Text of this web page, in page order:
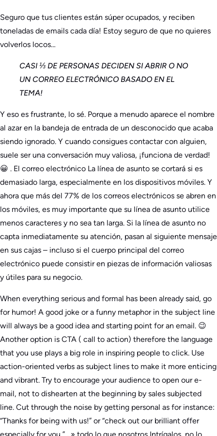
Seguro que tus clientes están súper ocupados, y reciben
toneladas de emails cada día! Estoy seguro de que no quieres
volverlos locos…
CASI ⅓ DE PERSONAS DECIDEN SI ABRIR O NO
UN CORREO ELECTRÓNICO BASADO EN EL
TEMA!
Y eso es frustrante, lo sé. Porque a menudo aparece el nombre
al azar en la bandeja de entrada de un desconocido que acaba
siendo ignorado. Y cuando consigues contactar con alguien,
suele ser una conversación muy valiosa, ¡funciona de verdad!
😀 . El correo electrónico La línea de asunto se cortará si es
demasiado larga, especialmente en los dispositivos móviles. Y
ahora que más del 77% de los correos electrónicos se abren en
los móviles, es muy importante que su línea de asunto utilice
menos caracteres y no sea tan larga. Si la línea de asunto no
capta inmediatamente su atención, pasan al siguiente mensaje
en sus cajas – incluso si el cuerpo principal del correo
electrónico puede consistir en piezas de información valiosas
y útiles para su negocio.
When everything serious and formal has been already said, go
for humor! A good joke or a funny metaphor in the subject line
will always be a good idea and starting point for an email. 😉
Another option is CTA ( call to action) therefore the language
that you use plays a big role in inspiring people to click. Use
action-oriented verbs as subject lines to make it more enticing
and vibrant. Try to encourage your audience to open our e-
mail, not to dishearten at the beginning by sales subjected
line. Cut through the noise by getting personal as for instance:
“Thanks for being with us!” or “check out our brilliant offer